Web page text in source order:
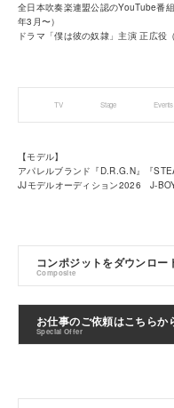
全日本吹奏楽連盟公認のYouTube番
年3月〜）
ドラマ「僕は彼の奴隷」主演 正広役
TV Stage Events
【モデル】
アパレルブランド『D.R.G.N』『
JJモデルオーディション2026 J-
コンポジットをダウンロー
Composite
お仕事のご依頼はこちらか
Special Offer